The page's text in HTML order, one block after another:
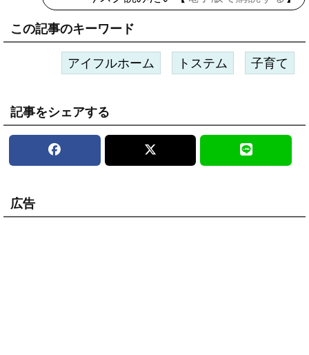
この記事のキーワード
アイフルホーム トステム 子育て
記事をシェアする
広告